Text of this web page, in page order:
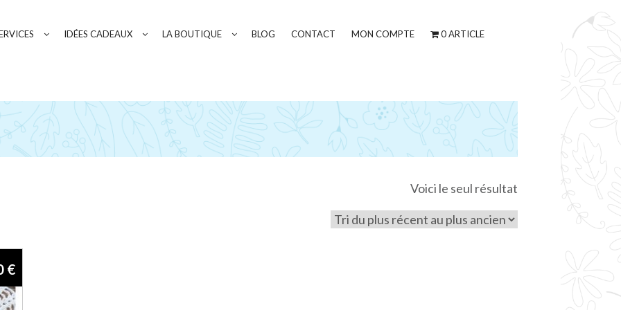
IDÉES CADEAUX LA BOUTIQUE BLOG CONTACT MON COMPTE 0 ARTICLE
Voici le seul résultat
€